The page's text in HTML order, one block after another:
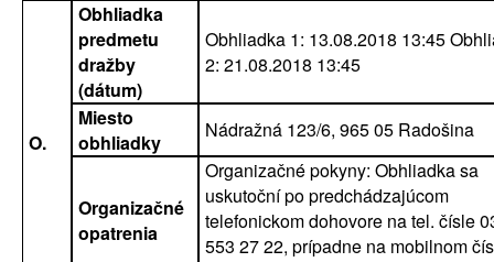
O.
Obhliadka
predmetu
dražby
(dátum)
Obhliadka 1: 13.08.2018 13:45
2: 21.08.2018 13:45
Miesto
obhliadky
Nádražná 123/6, 965 05 Radošina
Organizačné
opatrenia
Organizačné pokyny: Obhliadka sa
uskutoční po predchádzajúcom
telefonickom dohovore na tel. čísle
553 27 22, prípadne na mobilnom